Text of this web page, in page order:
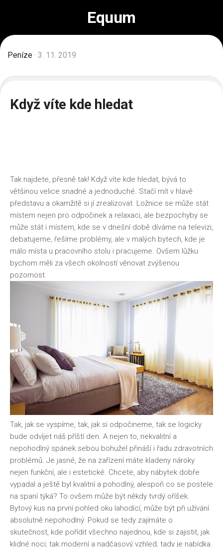
Equum
Peníze · 3. 11. 2019
Když víte kde hledat
Tak najdete, přesně tak! Když víte kde hledat, bývá to
většinou velice snadné a jednoduché. Stačí mít v hlavě
představu a okamžitě si jí zrealizovat. Ložnice se může stát
místem nejen pro odpočinek a relaxaci, ale bezpochyby se
může stát i místem, kde se v dnešní době díváme na televizi,
debatujeme, řešíme problémy, ale v malých bytech, kde je
málo místa u pracovního stolu i pracujeme. Ovšem lůžku
bychom měli za všech okolností věnovat zvýšenou
pozornost.
Tak, jak se vyspíme, tak, jak si odpočineme, tak se logicky
bude odvíjet náš příští den. A nejen to, nekvalitní a
nepohodlný spánek sebou bohužel přináší i řadu zdravotních
problémů. Je jasné, že na zařízení máte kladeny nároky
nejen funkční, ale i estetické. Chcete, aby nábytek dobře
vypadal a ještě byl kvalitní a pohodlný, alespoň co se postele
na spaní týká? To ovšem může být někdy tvrdý oříšek.
Bytový kus na první pohled oku lahodící, může být při užívání
absolutně nepohodlný. Pokud se tedy zajímáte o
skutečnost, kde pořídit všechno najednou, kde si zajistit, jak
klidné noci, tak moderní a nadčasový vzhled, tady je nabídka.